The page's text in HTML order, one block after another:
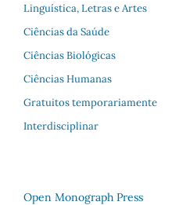
Linguística, Letras e Artes
Ciências da Saúde
Ciências Biológicas
Ciências Humanas
Gratuitos temporariamente
Interdisciplinar
Open Monograph Press